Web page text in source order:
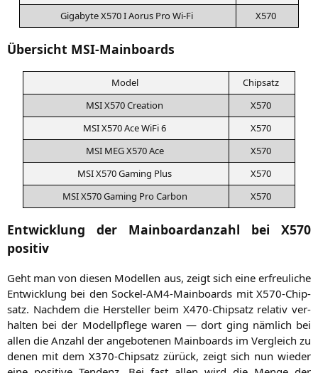
Giga­byteX570I Aorus Pro Wi-Fi X570
Übersicht MSI-Mainboards
Model
Chip­satz
MSIX570Creation
X570
MSIX570Ace WiFi 6
X570
MSI MEGX570Ace
X570
MSIX570Gam­ing Plus
X570
MSIX570Gam­ing Pro Carbon X570
Entwicklung der Mainboardanzahl bei X570
positiv
Geht man von die­sen Model­len aus, zeigt sich eine erfreu­li­che
Ent­wick­lung bei den Sockel-AM4-Main­boards mit X570-Chip­
satz. Nach­dem die Her­stel­ler beim X470-Chip­satz rela­tiv ver­
hal­ten bei der Modell­pfle­ge waren — dort ging näm­lich bei
allen die Anzahl der ange­bo­te­nen Main­boards im Ver­gleich zu
denen mit dem X370-Chip­satz zürück, zeigt sich nun wie­der